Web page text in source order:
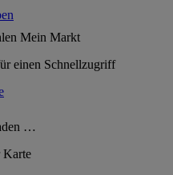
Mein Markt
einen Schnellzugriff
…